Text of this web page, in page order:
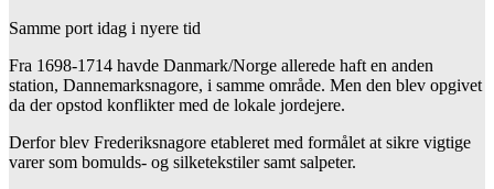
Samme port idag i nyere tid
Fra 1698-1714 havde Danmark/Norge allerede haft en anden
station, Dannemarksnagore, i samme område. Men den blev opgivet
da der opstod konflikter med de lokale jordejere.
Derfor blev Frederiksnagore etableret med formålet at sikre vigtige
varer som bomulds- og silketekstiler samt salpeter.